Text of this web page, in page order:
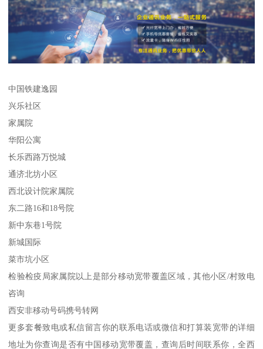
中国铁建逸园
兴乐社区
家属院
华阳公寓
长乐西路万悦城
通济北坊小区
西北设计院家属院
东二路16和18号院
新中东巷1号院
新城国际
菜市坑小区
检验检疫局家属院以上是部分移动宽带覆盖区域，其他小区/村致电
咨询
西安非移动号码携号转网
更多套餐致电或私信留言你的联系电话或微信和打算装宽带的详细
地址为你查询是否有中国移动宽带覆盖，查询后时间联系你，全西